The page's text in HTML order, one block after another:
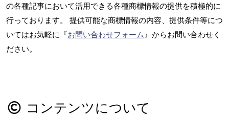
の各種記事において活用できる各種商標情報の提供を積極的に
行っております。 提供可能な商標情報の内容、提供条件等につ
いてはお気軽に『お問い合わせフォーム 』からお問い合わせく
ださい。
コンテンツについて